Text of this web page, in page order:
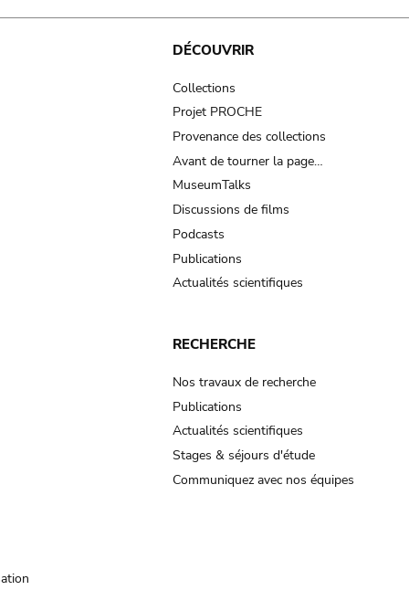
DÉCOUVRIR
Collections
Projet PROCHE
Provenance des collections
Avant de tourner la page…
MuseumTalks
Discussions de films
Podcasts
Publications
Actualités scientifiques
RECHERCHE
Nos travaux de recherche
Publications
Actualités scientifiques
Stages & séjours d'étude
Communiquez avec nos équipes